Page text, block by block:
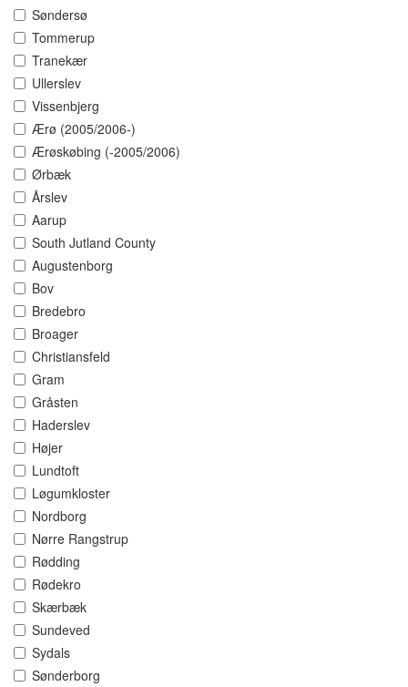
Søndersø
Tommerup
Tranekær
Ullerslev
Vissenbjerg
Ærø (2005/2006-)
Ærøskøbing (-2005/2006)
Ørbæk
Årslev
Aarup
South Jutland County
Augustenborg
Bov
Bredebro
Broager
Christiansfeld
Gram
Gråsten
Haderslev
Højer
Lundtoft
Løgumkloster
Nordborg
Nørre Rangstrup
Rødding
Rødekro
Skærbæk
Sundeved
Sydals
Sønderborg